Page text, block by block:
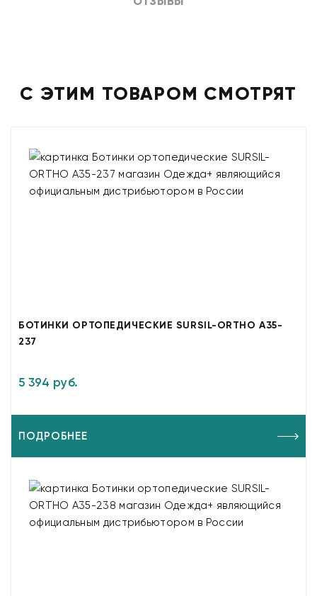
С ЭТИМ ТОВАРОМ СМОТРЯТ
БОТИНКИ ОРТОПЕДИЧЕСКИЕ SURSIL-ORTHO A35-
237
5 394 руб.
ПОДРОБНЕЕ